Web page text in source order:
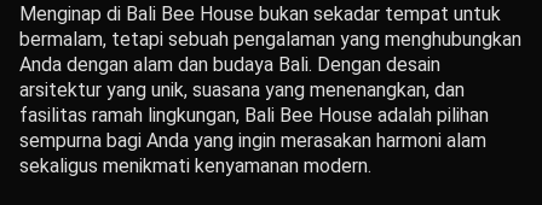
Menginap di Bali Bee House bukan sekadar tempat untuk
bermalam, tetapi sebuah pengalaman yang menghubungkan
Anda dengan alam dan budaya Bali. Dengan desain
arsitektur yang unik, suasana yang menenangkan, dan
fasilitas ramah lingkungan, Bali Bee House adalah pilihan
sempurna bagi Anda yang ingin merasakan harmoni alam
sekaligus menikmati kenyamanan modern.